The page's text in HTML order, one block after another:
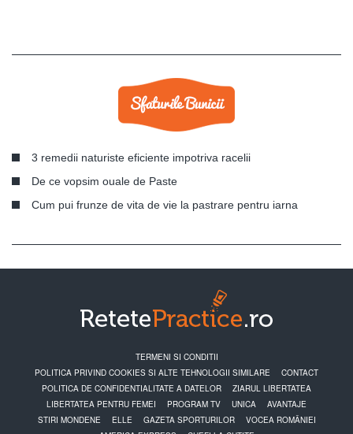
3 remedii naturiste eficiente impotriva racelii
De ce vopsim ouale de Paste
Cum pui frunze de vita de vie la pastrare pentru iarna
TERMENI SI CONDITII
POLITICA PRIVIND COOKIES SI ALTE TEHNOLOGII SIMILARE
CONTACT
POLITICA DE CONFIDENTIALITATE A DATELOR
ZIARUL LIBERTATEA
LIBERTATEA PENTRU FEMEI
PROGRAM TV UNICA
AVANTAJE
STIRI MONDENE
ELLE GAZETA SPORTURILOR
VOCEA ROMÂNIEI